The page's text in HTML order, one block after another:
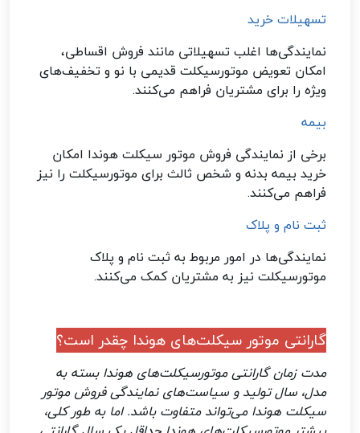
تسهیلات خرید
نمایندگی‌ها اغلب تسهیلاتی مانند فروش اقساطی،
امکان تعویض موتورسیکلت قدیمی با نو و تخفیف‌های
ویژه را برای مشتریان فراهم می‌کنند.
بیمه
برخی از نمایندگی‌ فروش موتور سیکلت هوندا امکان
خرید بیمه بدنه و شخص ثالث برای موتورسیکلت را نیز
فراهم می‌کنند.
ثبت نام و پلاک
نمایندگی‌ها در امور مربوط به ثبت نام و پلاک
موتورسیکلت نیز به مشتریان کمک می‌کنند.
گارانتی موتور سیکلت‌های هوندا چقدر است؟
مدت زمان گارانتی موتورسیکلت‌های هوندا بسته به
مدل، سال تولید و سیاست‌های نمایندگی‌ فروش موتور
سیکلت هوندا می‌تواند متفاوت باشد. اما به طور کلی،